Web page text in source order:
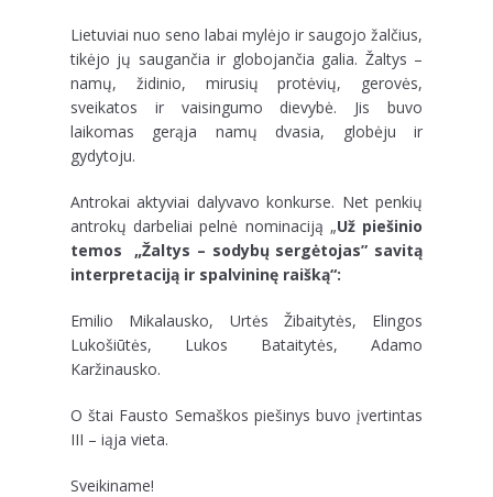
Lietuviai nuo seno labai mylėjo ir saugojo žalčius,
tikėjo jų saugančia ir globojančia galia. Žaltys –
namų, židinio, mirusių protėvių, gerovės,
sveikatos ir vaisingumo dievybė. Jis buvo
laikomas gerąja namų dvasia, globėju ir
gydytoju.
Antrokai aktyviai dalyvavo konkurse. Net penkių
antrokų darbeliai pelnė nominaciją „Už piešinio
temos „Žaltys – sodybų sergėtojas” savitą
interpretaciją ir spalvininę raišką“:
Emilio Mikalausko, Urtės Žibaitytės, Elingos
Lukošiūtės, Lukos Bataitytės, Adamo
Karžinausko.
O štai Fausto Semaškos piešinys buvo įvertintas
III – iąja vieta.
Sveikiname!